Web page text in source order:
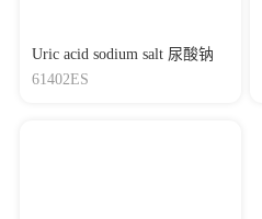
Uric acid sodium salt 尿酸钠
61402ES